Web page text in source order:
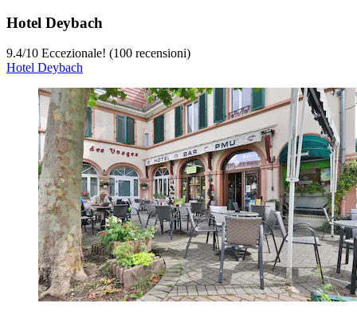
Hotel Deybach
9.4/10 Eccezionale! (100 recensioni)
Hotel Deybach